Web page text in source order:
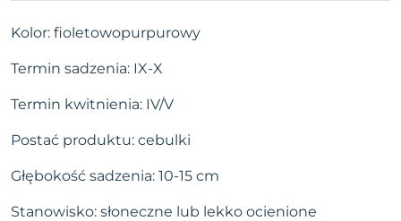
Kolor: fioletowopurpurowy
Termin sadzenia: IX-X
Termin kwitnienia: IV/V
Postać produktu: cebulki
Głębokość sadzenia: 10-15 cm
Stanowisko: słoneczne lub lekko ocienione